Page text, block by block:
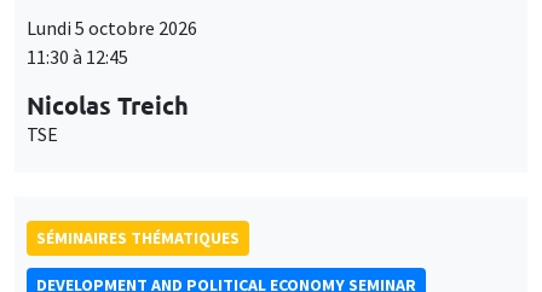
Lundi 5 octobre 2026
11:30 à 12:45
Nicolas Treich
TSE
SÉMINAIRES THÉMATIQUES
DEVELOPMENT AND POLITICAL ECONOMY SEMINAR